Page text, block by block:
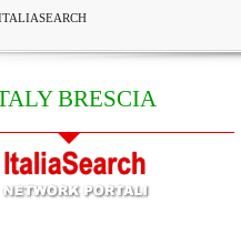
BRESCIA